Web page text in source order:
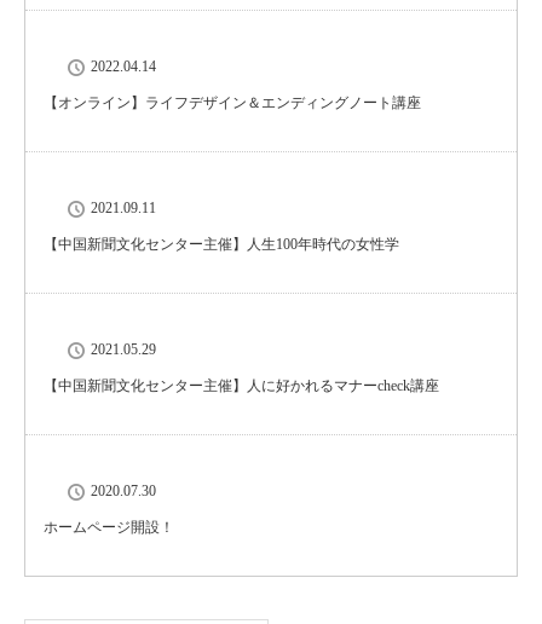
2022.04.14
【オンライン】ライフデザイン＆エンディングノート講座
2021.09.11
【中国新聞文化センター主催】人生100年時代の女性学
2021.05.29
【中国新聞文化センター主催】人に好かれるマナーcheck講座
2020.07.30
ホームページ開設！